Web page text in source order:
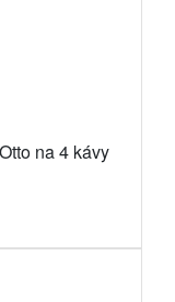
na 4 kávy